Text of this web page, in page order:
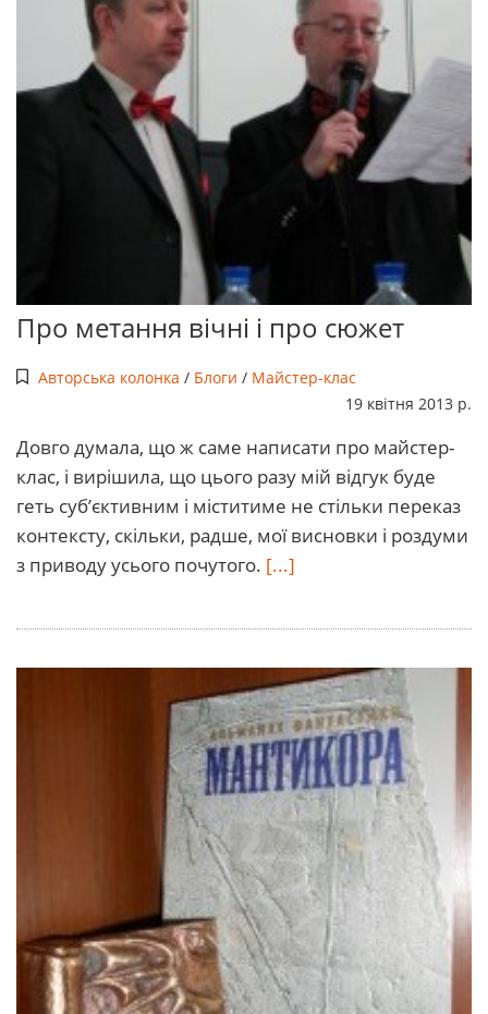
Про метання вічні і про сюжет
Авторська колонка / Блоги / Майстер-клас
19 квітня 2013 р.
Довго думала, що ж саме написати про майстер-
клас, і вирішила, що цього разу мій відгук буде
геть суб’єктивним і міститиме не стільки переказ
контексту, скільки, радше, мої висновки і роздуми
з приводу усього почутого. [...]